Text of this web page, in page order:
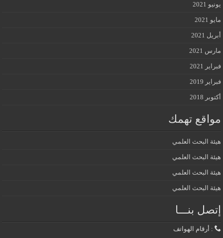
يونيو 2021
مايو 2021
أبريل 2021
مارس 2021
فبراير 2021
فبراير 2019
أكتوبر 2018
مواقع تهمك
هيئة البحث العلمي
هيئة البحث العلمي
هيئة البحث العلمي
هيئة البحث العلمي
إتصل بنـــا
: أرقام الهواتف